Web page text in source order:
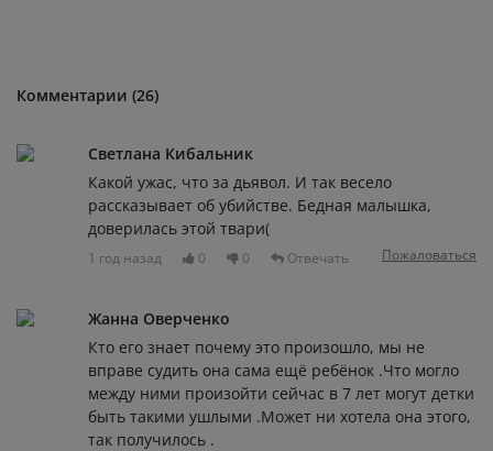
Комментарии (26)
Светлана Кибальник
Какой ужас, что за дьявол. И так весело
рассказывает об убийстве. Бедная малышка,
доверилась этой твари(
1 год назад 0 0 Отвечать Пожаловаться
Жанна Оверченко
Кто его знает почему это произошло, мы не
вправе судить она сама ещё ребёнок .Что могло
между ними произойти сейчас в 7 лет могут детки
быть такими ушлыми .Может ни хотела она этого,
так получилось .